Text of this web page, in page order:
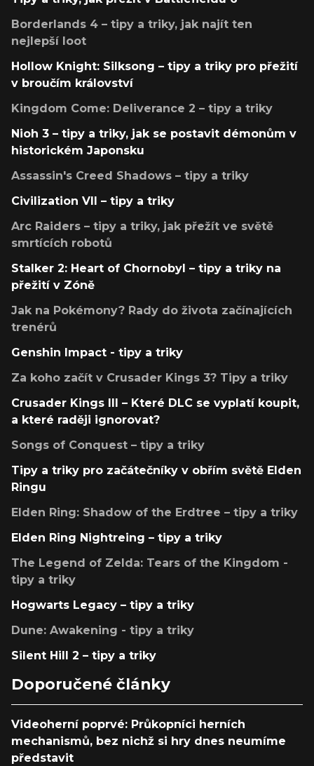
Borderlands 4 – tipy a triky, jak najít ten
nejlepší loot
Hollow Knight: Silksong – tipy a triky pro přežití
v broučím království
Kingdom Come: Deliverance 2 – tipy a triky
Nioh 3 – tipy a triky, jak se postavit démonům v
historickém Japonsku
Assassin's Creed Shadows – tipy a triky
Civilization VII – tipy a triky
Arc Raiders – tipy a triky, jak přežít ve světě
smrtících robotů
Stalker 2: Heart of Chornobyl – tipy a triky na
přežití v Zóně
Jak na Pokémony? Rady do života začínajících
trenérů
Genshin Impact - tipy a triky
Za koho začít v Crusader Kings 3? Tipy a triky
Crusader Kings III – Které DLC se vyplatí koupit,
a které raději ignorovat?
Songs of Conquest – tipy a triky
Tipy a triky pro začátečníky v obřím světě Elden
Ringu
Elden Ring: Shadow of the Erdtree – tipy a triky
Elden Ring Nightreing – tipy a triky
The Legend of Zelda: Tears of the Kingdom -
tipy a triky
Hogwarts Legacy – tipy a triky
Dune: Awakening - tipy a triky
Silent Hill 2 – tipy a triky
Doporučené články
Videoherní poprvé: Průkopníci herních
mechanismů, bez nichž si hry dnes neumíme
představit